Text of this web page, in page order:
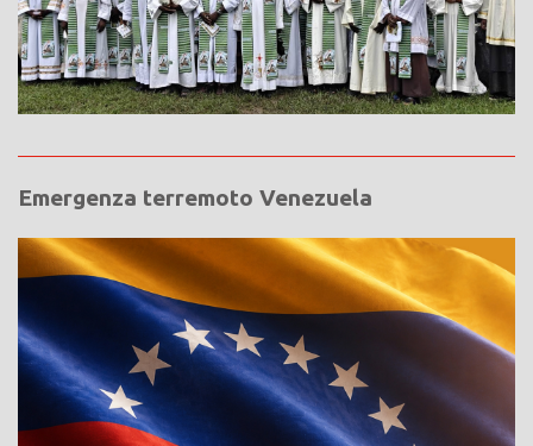
Emergenza terremoto Venezuela